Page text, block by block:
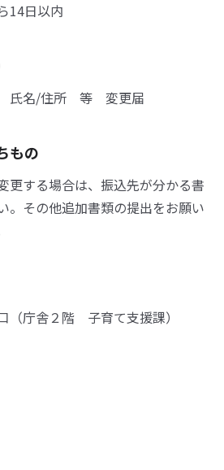
14日以内
氏名/住所 等 変更届
もの
更する場合は、振込先が分かる書
。その他追加書類の提出をお願い
（庁舎２階 子育て支援課）